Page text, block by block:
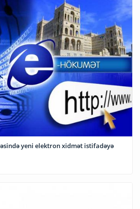
yeni elektron xidmət istifadəyə